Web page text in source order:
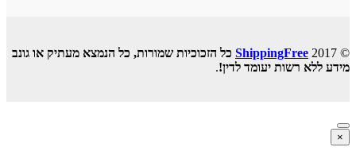
© 2017
ShippingFree כל הזכוכיות שמורות, כל הנמצא מעתיק או גונב
מידע ללא רשות יעומד לדין!.
×